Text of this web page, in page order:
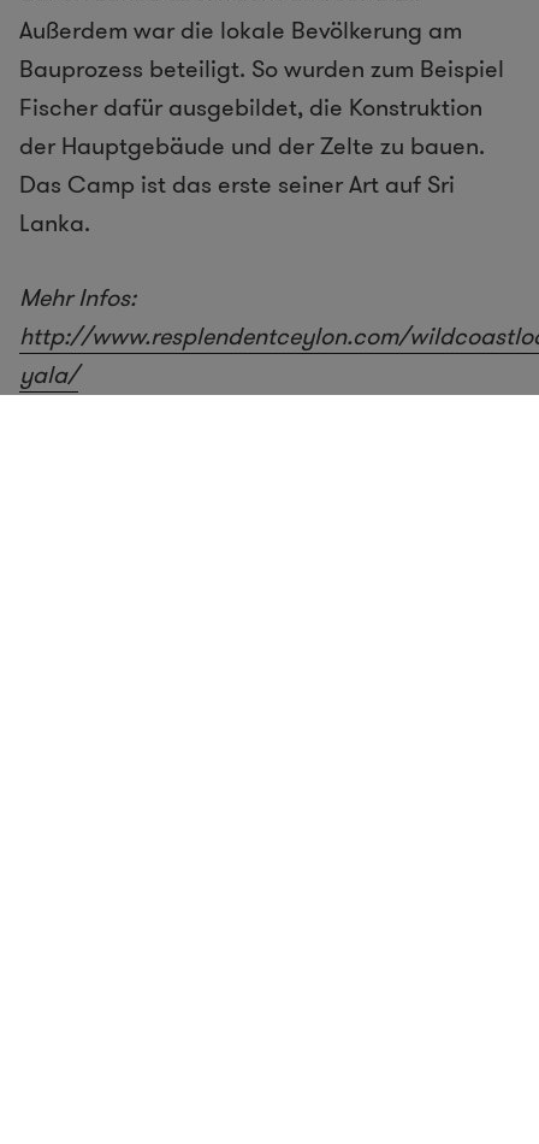
Außerdem war die lokale Bevölkerung am
Bauprozess beteiligt. So wurden zum Beispiel
Fischer dafür ausgebildet, die Konstruktion
der Hauptgebäude und der Zelte zu bauen.
Das Camp ist das erste seiner Art auf Sri
Lanka.
Mehr Infos:
http://www.resplendentceylon.com/
yala/